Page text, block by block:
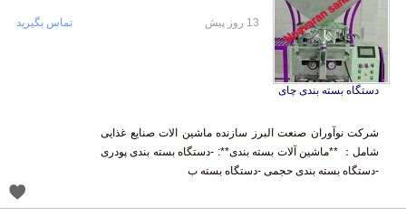
دستگاه بسته بندی چای
شرکت نوآوران صنعت البرز سازنده ماشین الات صنایع غذایی
شامل： **ماشین آلات بسته بندی**: -دستگاه بسته بندی پودری
-دستگاه بسته بندی حجمی -دستگاه بسته ب
13 روز پیش تماس بگیرید